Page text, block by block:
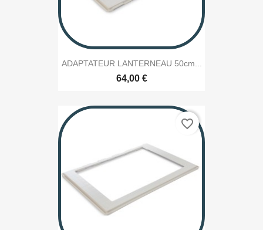
ADAPTATEUR LANTERNEAU 50cm...
64,00 €
favorite_border